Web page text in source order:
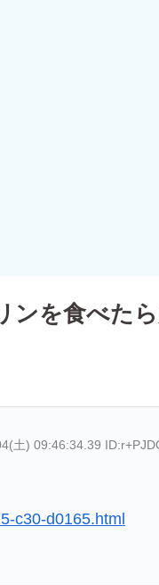
ンを食べた
土) 09:46:34.39
c30-d0165.html